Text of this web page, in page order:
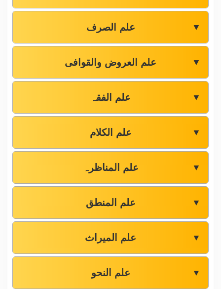
علم الصرف ▼
علم العروض والقوافی ▼
علم الفقہ ▼
علم الکلام ▼
علم المناظرہ ▼
علم المنطق ▼
علم المیراث ▼
علم النحو ▼